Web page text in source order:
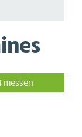
messen